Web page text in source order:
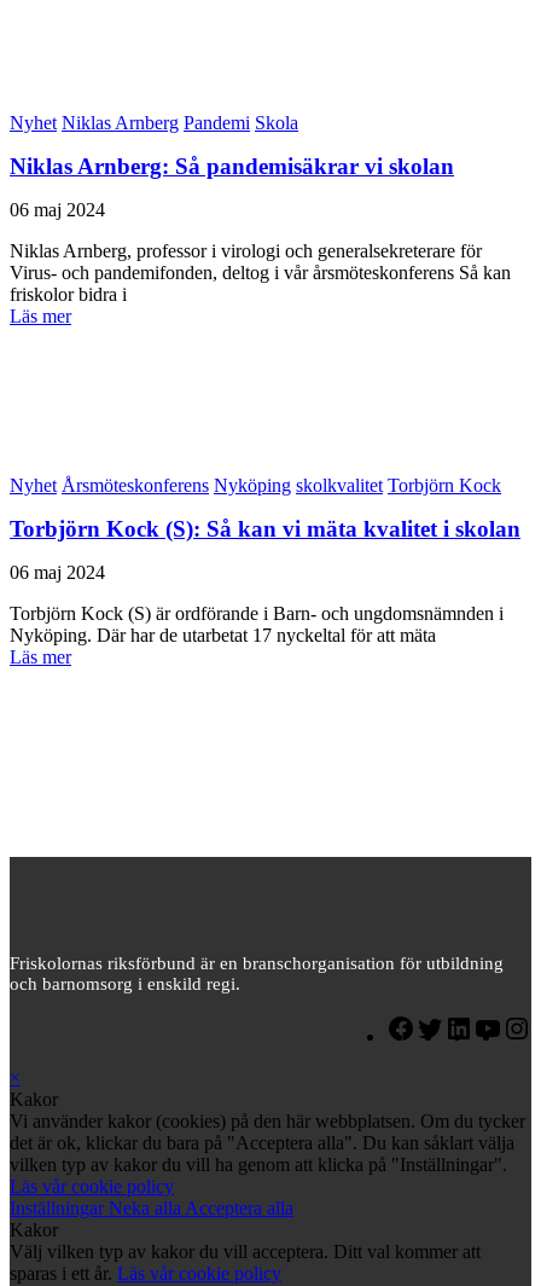
Nyhet Niklas Arnberg Pandemi Skola
Niklas Arnberg: Så pandemisäkrar vi skolan
06 maj 2024
Niklas Arnberg, professor i virologi och generalsekreterare för
Virus- och pandemifonden, deltog i vår årsmöteskonferens Så kan
friskolor bidra i
Läs mer
Nyhet Årsmöteskonferens Nyköping skolkvalitet Torbjörn Kock
Torbjörn Kock (S): Så kan vi mäta kvalitet i skolan
06 maj 2024
Torbjörn Kock (S) är ordförande i Barn- och ungdomsnämnden i
Nyköping. Där har de utarbetat 17 nyckeltal för att mäta
Läs mer
Friskolornas riksförbund är en branschorganisation för utbildning
och barnomsorg i enskild regi.
×
Kakor
Vi använder kakor (cookies) på den här webbplatsen. Om du tycker
det är ok, klickar du bara på "Acceptera alla". Du kan såklart välja
vilken typ av kakor du vill ha genom att klicka på "Inställningar".
Läs vår cookie policy
InställningarNeka allaAcceptera alla
Kakor
Välj vilken typ av kakor du vill acceptera. Ditt val kommer att
sparas i ett år. Läs vår cookie policy